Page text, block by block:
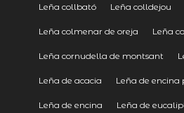
Leña collbató Leña colldejou
Leña colmenar de oreja Leña
Leña cornudella de montsant
Leña de acacia Leña de encina
Leña de encina Leña de